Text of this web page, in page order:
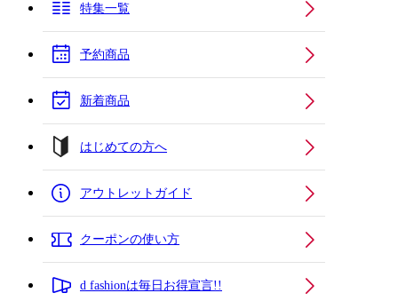
特集一覧
予約商品
新着商品
はじめての方へ
アウトレットガイド
クーポンの使い方
d fashionは毎日お得宣言!!